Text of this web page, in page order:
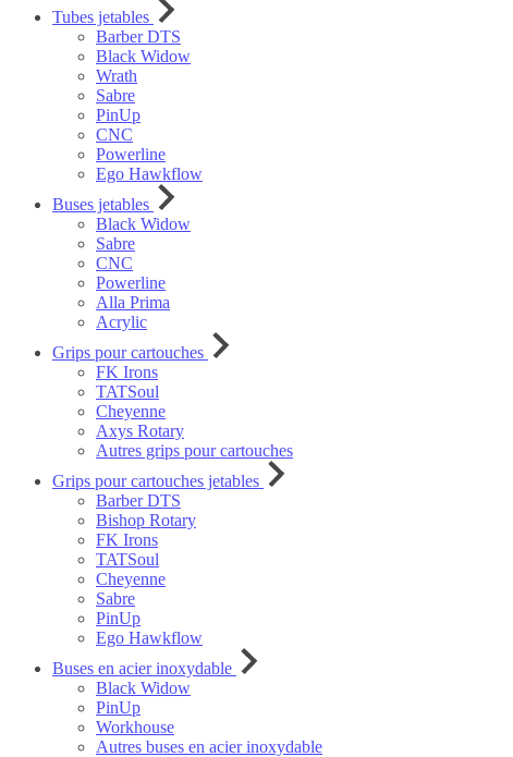
Tubes jetables
Barber DTS
Black Widow
Wrath
Sabre
PinUp
CNC
Powerline
Ego Hawkflow
Buses jetables
Black Widow
Sabre
CNC
Powerline
Alla Prima
Acrylic
Grips pour cartouches
FK Irons
TATSoul
Cheyenne
Axys Rotary
Autres grips pour cartouches
Grips pour cartouches jetables
Barber DTS
Bishop Rotary
FK Irons
TATSoul
Cheyenne
Sabre
PinUp
Ego Hawkflow
Buses en acier inoxydable
Black Widow
PinUp
Workhouse
Autres buses en acier inoxydable